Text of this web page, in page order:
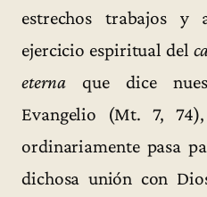
estrechos trabajos y
ejercicio espiritual del
eternaque dice
Evangelio (Mt. 7,
ordinariamente pasa
dichosa unión con